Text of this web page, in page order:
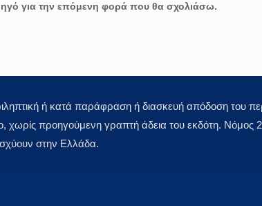
για την επόμενη φορά που θα σχολιάσω.
ή κατά παράφραση ή διασκευή απόδοση του
προηγούμενη γραπτή άδεια του εκδότη. Νόμος
στην Ελλάδα.